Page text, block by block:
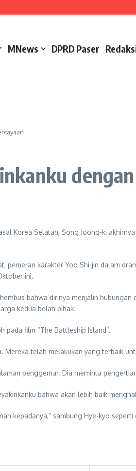
SMKN 1 Tanah Grogot, Orang Tua Diminta
MNews DPRD Paser
Korea Selatan, Song Joong-ki
pemeran karakter Yoo Shi-jin dalam
ini.
bahwa dirinya menjalin
kedua belah pihak.
pada film “The Battleship Island”.
telah melakukan yang terbaik
penggemar. Dia meminta
bahwa akan lebih baik
kepadanya,” sambung Hye-kyo